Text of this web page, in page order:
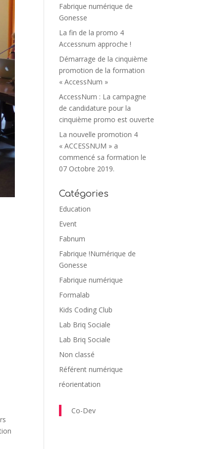
Fabrique numérique de
Gonesse
La fin de la promo 4
Accessnum approche !
Démarrage de la cinquième
promotion de la formation
« AccessNum »
AccessNum : La campagne
de candidature pour la
cinquième promo est ouverte
La nouvelle promotion 4
« ACCESSNUM » a
commencé sa formation le
07 Octobre 2019.
Catégories
Education
Event
Fabnum
Fabrique !Numérique de
Gonesse
Fabrique numérique
Formalab
Kids Coding Club
Lab Briq Sociale
Lab Briq Sociale
Non classé
Référent numérique
réorientation
Co-Dev